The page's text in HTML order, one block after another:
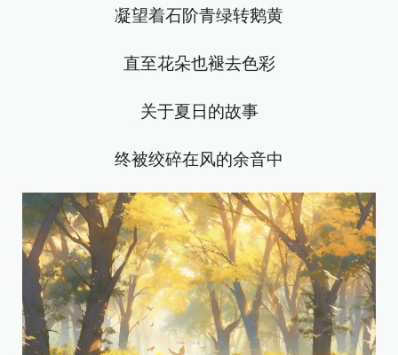
凝望着石阶青绿转鹅黄
直至花朵也褪去色彩
关于夏日的故事
终被绞碎在风的余音中